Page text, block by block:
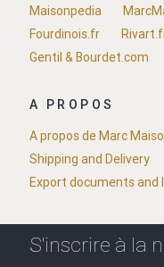
Maisonpedia
Fourdinois.fr
Gentil & Bourdet.com
A PROPOS
A propos de Marc
Shipping and Delivery
Export documents and
S'inscrire à la